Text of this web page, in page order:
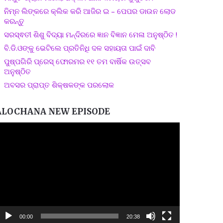
ନିମ୍ନ ଲିଙ୍କରେ କ୍ଲିକ କରି ଆଜିର ଇ – ପେପର ଡାଉନ ଲୋଡ
କରନ୍ତୁ
ସରସ୍ଵତୀ ଶିଶୁ ବିଦ୍ୟା ମନ୍ଦିରରେ ଜ୍ଞାନ ବିଜ୍ଞାନ ମେଳା ଅନୁଷ୍ଠିତ !
ବି.ଡି.ଓଙ୍କୁ ଭେଟିଲେ ପ୍ରତିନିଧି ଦଳ ସହାୟତା ପାଇଁ ଦାବି
ପୁଷ୍ପଗିରି ପ୍ରେସ୍ ଫୋରମର ୧୧ ତମ ବାର୍ଷିକ ଉତ୍ସବ
ଅନୁଷ୍ଠିତ
ଅବସର ପ୍ରାପ୍ତ ଶିକ୍ଷକଙ୍କ ପରଲୋକ
NEW EPISODE
00:00 20:38